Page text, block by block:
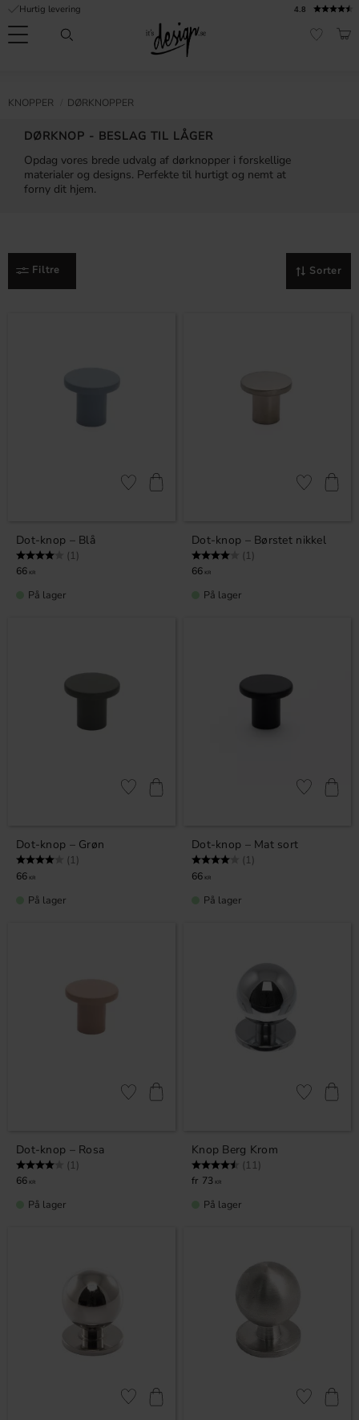
Menu
4.8
Hurtig levering
KNOPPER DØRKNOPPER
DØRKNOP - BESLAG TIL LÅGER
Opdag vores brede udvalg af dørknopper i forskellige
materialer og designs. Perfekte til hurtigt og nemt at
forny dit hjem.
Filtre Sorter
Dot-knop – Blå
Vurdering: (1)
66 KR
Gem som favorit
På lager
Dot-knop – Børstet nikkel
Vurdering: (1)
66 KR
Gem som
På lager
Dot-knop – Grøn
Vurdering: (1)
66 KR
Gem som favorit
På lager
Dot-knop – Mat sort
Vurdering: (1)
66 KR
Gem som
På lager
Dot-knop – Rosa
Vurdering: (1)
66 KR
Gem som favorit
På lager
Knop Berg Krom
Vurdering: (11)
73 KR
Gem som
På lager
Gem som favorit Gem som
Ofte stillede
spørgsmål
Inspiration & Tips
Design